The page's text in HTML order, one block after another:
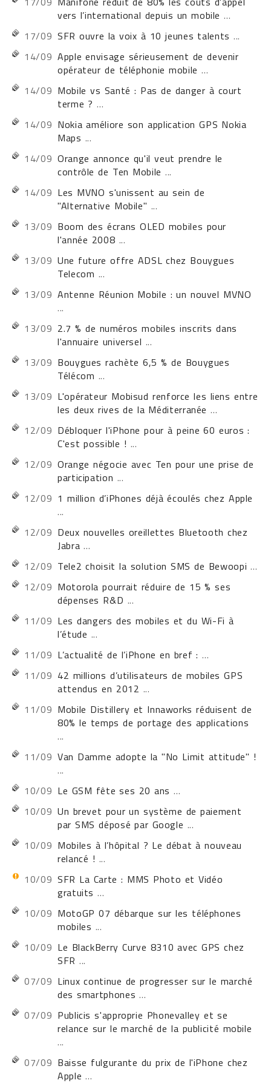
vers l’international depuis un mobile ...
17/09 SFR ouvre la voix à 10 jeunes talents ...
14/09 Apple envisage sérieusement de devenir
opérateur de téléphonie mobile ...
14/09 Mobile vs Santé : Pas de danger à court
terme ? ...
14/09 Nokia améliore son application GPS Nokia
Maps ...
14/09 Orange annonce qu'il veut prendre le
contrôle de Ten Mobile ...
14/09 Les MVNO s'unissent au sein de
"Alternative Mobile" ...
13/09 Boom des écrans OLED mobiles pour
l'année 2008 ...
13/09 Une future offre ADSL chez Bouygues
Telecom ...
13/09 Antenne Réunion Mobile : un nouvel MVNO
...
13/09 2.7 % de numéros mobiles inscrits dans
l'annuaire universel ...
13/09 Bouygues rachète 6,5 % de Bouygues
Télécom ...
13/09 L'opérateur Mobisud renforce les liens entre
les deux rives de la Méditerranée ...
12/09 Débloquer l'iPhone pour à peine 60 euros :
C'est possible ! ...
12/09 Orange négocie avec Ten pour une prise de
participation ...
12/09 1 million d’iPhones déjà écoulés chez Apple
...
12/09 Deux nouvelles oreillettes Bluetooth chez
Jabra ...
12/09 Tele2 choisit la solution SMS de Bewoopi ...
12/09 Motorola pourrait réduire de 15 % ses
dépenses R&D ...
11/09 Les dangers des mobiles et du Wi-Fi à
l’étude ...
11/09 L’actualité de l’iPhone en bref : ...
11/09 42 millions d’utilisateurs de mobiles GPS
attendus en 2012 ...
11/09 Mobile Distillery et Innaworks réduisent de
80% le temps de portage des applications
...
11/09 Van Damme adopte la "No Limit attitude" !
...
10/09 Le GSM fête ses 20 ans ...
10/09 Un brevet pour un système de paiement
par SMS déposé par Google ...
10/09 Mobiles à l’hôpital ? Le débat à nouveau
relancé ! ...
10/09 SFR La Carte : MMS Photo et Vidéo
gratuits ...
10/09 MotoGP 07 débarque sur les téléphones
mobiles ...
10/09 Le BlackBerry Curve 8310 avec GPS chez
SFR ...
07/09 Linux continue de progresser sur le marché
des smartphones ...
07/09 Publicis s'approprie Phonevalley et se
relance sur le marché de la publicité mobile
...
07/09 Baisse fulgurante du prix de l'iPhone chez
Apple ...